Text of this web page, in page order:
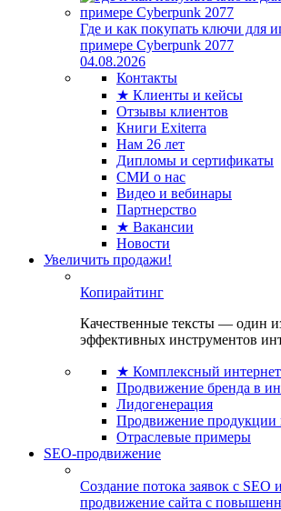
Где и как покупать ключи для
примере Cyberpunk 2077
04.08.2026
Контакты
★ Клиенты и кейсы
Отзывы клиентов
Книги Exiterra
Нам 26 лет
Дипломы и сертификаты
СМИ о нас
Видео и вебинары
Партнерство
★ Вакансии
Новости
Увеличить продажи!
Копирайтинг
Качественные тексты — один
эффективных инструментов
★ Комплексный
Продвижение бренда в
Лидогенерация
Продвижение продукции
Отраслевые примеры
SEO-продвижение
Создание потока заявок с SEO
продвижение сайта с